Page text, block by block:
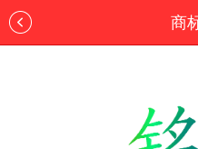
商